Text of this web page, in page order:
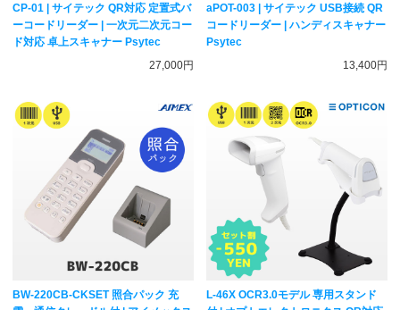
CP-01 | サイテック QR対応 定置式バ
ーコードリーダー | 一次元二次元コー
ド対応 卓上スキャナー Psytec
27,000円
aPOT-003 | サイテック USB接続 QR
コードリーダー | ハンディスキャナー
Psytec
13,400円
BW-220CB-CKSET 照合パック 充
L-46X OCR3.0モデル 専用スタンド